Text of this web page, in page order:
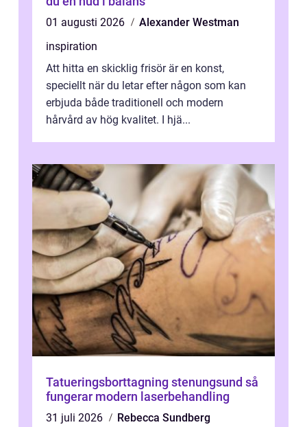
01 augusti 2026
Alexander Westman
inspiration
Att hitta en skicklig frisör är en konst,
speciellt när du letar efter någon som kan
erbjuda både traditionell och modern
hårvård av hög kvalitet. I hjä...
Tatueringsborttagning stenungsund så
fungerar modern laserbehandling
31 juli 2026
Rebecca Sundberg